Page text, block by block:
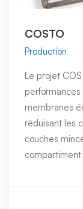
COSTO
Production
Le projet
performances
membranes
réduisant les
couches